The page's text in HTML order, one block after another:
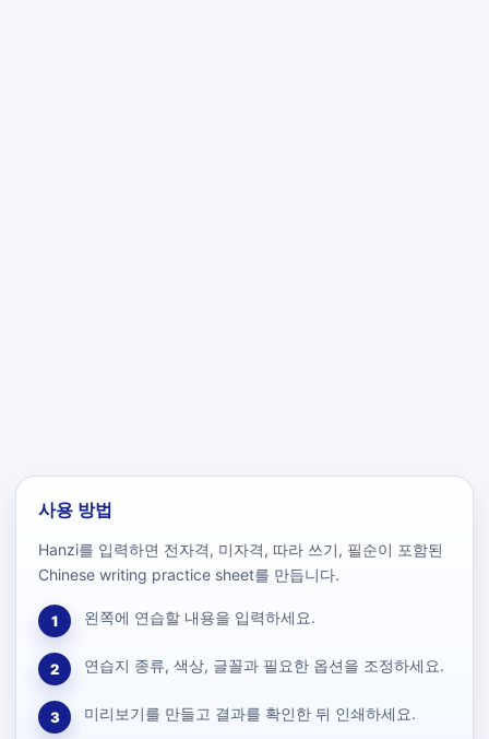
사용 방법
Hanzi를 입력하면 전자격, 미자격, 따라 쓰기, 필순이 포함된
Chinese writing practice sheet를 만듭니다.
1 왼쪽에 연습할 내용을 입력하세요.
2 연습지 종류, 색상, 글꼴과 필요한 옵션을 조정하세요.
3 미리보기를 만들고 결과를 확인한 뒤 인쇄하세요.